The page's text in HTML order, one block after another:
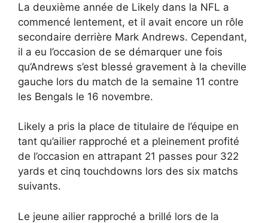
La deuxième année de Likely dans la NFL a
commencé lentement, et il avait encore un rôle
secondaire derrière Mark Andrews. Cependant,
il a eu l’occasion de se démarquer une fois
qu’Andrews s’est blessé gravement à la cheville
gauche lors du match de la semaine 11 contre
les Bengals le 16 novembre.
Likely a pris la place de titulaire de l’équipe en
tant qu’ailier rapproché et a pleinement profité
de l’occasion en attrapant 21 passes pour 322
yards et cinq touchdowns lors des six matchs
suivants.
Le jeune ailier rapproché a brillé lors de la